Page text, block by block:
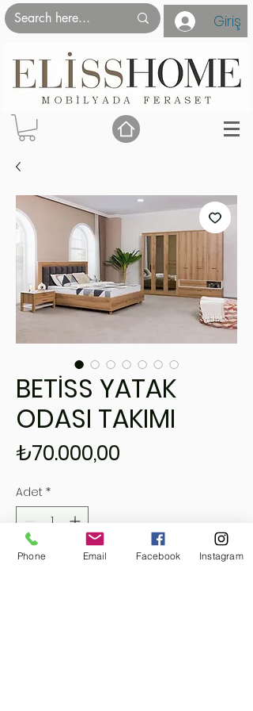
Giriş
BETİSS YATAK
ODASI TAKIMI
₺70.000,00
Adet *
Phone Email Facebook Instagram